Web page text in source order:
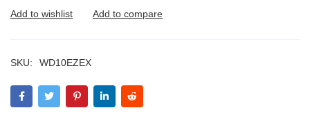
SKU: WD10EZEX